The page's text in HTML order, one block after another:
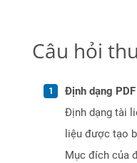
Câu hỏi
Định dạng
Định dạng tài
liệu được tạo
Mục đích của